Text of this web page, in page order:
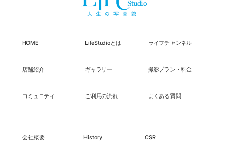
HOME LifeStudioとは ライフチャンネル
店舗紹介 ギャラリー 撮影プラン・料金
コミュニティ ご利用の流れ よくある質問
会社概要 History CSR